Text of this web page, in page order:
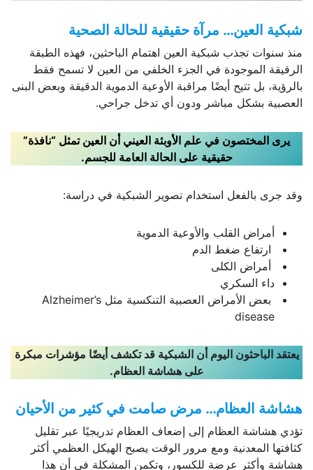
شبكية العين… مرآة حقيقية للحالة الصحية
منذ سنوات تجذب شبكية العين اهتمام الباحثين، فهذه الطبقة
الرقيقة الموجودة في الجزء الخلفي من العين لا تسمح فقط
بالرؤية، بل تتيح أيضًا مراقبة الأوعية الدموية الدقيقة وبعض البنى
العصبية بشكل مباشر ودون أي تدخل جراحي.
يرى المختصون في علم الأوبئة العيني أن العين تمثل “نافذة”
حقيقية على الحالة العامة للجسم.
وقد جرى بالفعل استخدام تصوير الشبكية في دراسة:
أمراض القلب والأوعية الدموية
ارتفاع ضغط الدم
أمراض الكلى
داء السكري
بعض الأمراض العصبية التنكسية مثل Alzheimer’s
disease
يعتقد الباحثون اليوم أن الشبكية قد تكشف أيضًا مؤشرات مبكرة
على هشاشة العظام.
هشاشة العظام… مرض صامت في كثير من الأحيان
تؤدي هشاشة العظام إلى إضعاف العظام تدريجيًا عبر تقليل
كثافتها المعدنية ومع مرور الوقت يصبح الهيكل العظمي أكثر
هشاشة وأكثر عرضة للكسور، وتكمن المشكلة في أن هذا